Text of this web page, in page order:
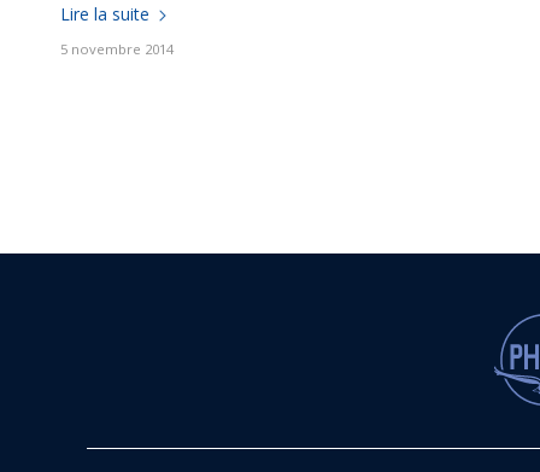
Lire la suite
5 novembre 2014